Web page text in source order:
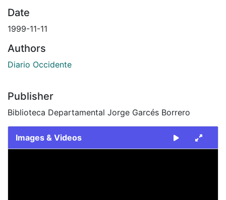
Date
1999-11-11
Authors
Diario Occidente
Publisher
Biblioteca Departamental Jorge Garcés Borrero
Images & Videos